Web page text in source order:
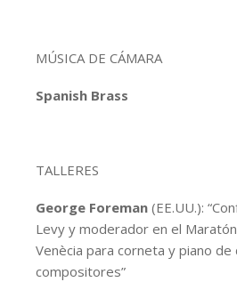
MÚSICA DE CÁMARA
Spanish Brass
TALLERES
George Foreman (EE.UU.):
Levy y moderador en el
Venècia para corneta y piano de
compositores”